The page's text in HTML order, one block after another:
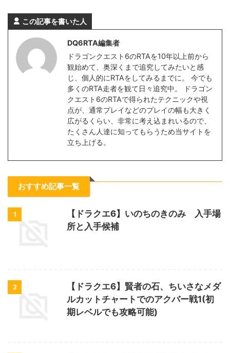
この記事を書いた人
DQ6RTA編集者
ドラゴンクエスト6のRTAを10年以上前から
観始めて、奥深くまで追究してみたいと感
じ、個人的にRTAをしてみるまでに。 今でも
多くのRTA走者を観て日々追究中。 ドラゴン
クエスト6のRTAで得られたテクニックや視
点が、通常プレイなどのプレイの幅も大きく
広がるくらい、非常に考え込まれいるので、
たくさん人達に知ってもらうため当サイトを
立ち上げる。
おすすめ記事一覧
1
【ドラクエ6】いのちのきのみ 入手場
所と入手候補
2
【ドラクエ6】賢者の石、ちいさなメダ
ルカットチャートでのアクバー戦1(初
期レベルでも攻略可能)